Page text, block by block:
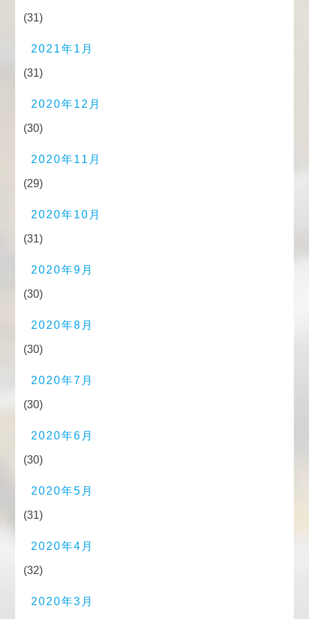
(31)
2021年1月
(31)
2020年12月
(30)
2020年11月
(29)
2020年10月
(31)
2020年9月
(30)
2020年8月
(30)
2020年7月
(30)
2020年6月
(30)
2020年5月
(31)
2020年4月
(32)
2020年3月